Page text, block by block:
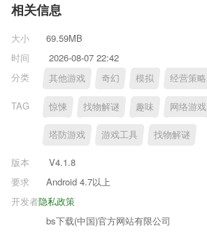
相关信息
大小
69.59MB
时间
2026-08-07 22:42
分类
其他游戏 奇幻 模拟 经营策略
TAG 惊悚 找物解谜 趣味 网络游戏
塔防游戏 游戏工具 找物解谜
版本
V4.1.8
要求
Android 4.7以上
隐私政策
开发者
bs下载(中国)官方网站有限公司